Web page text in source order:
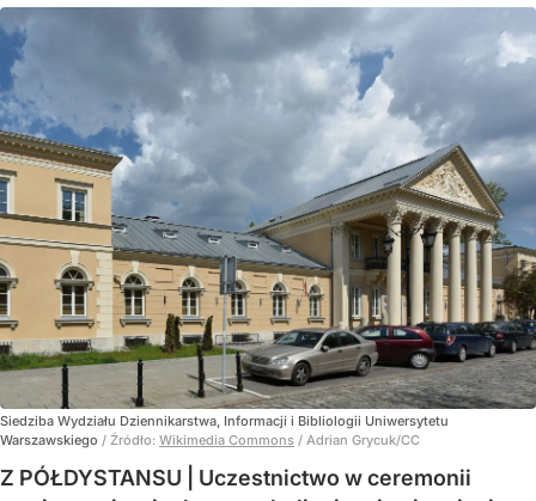
Siedziba Wydziału Dziennikarstwa, Informacji i Bibliologii Uniwersytetu
Warszawskiego / Źródło: Wikimedia Commons / Adrian Grycuk/CC
Z PÓŁDYSTANSU | Uczestnictwo w ceremonii